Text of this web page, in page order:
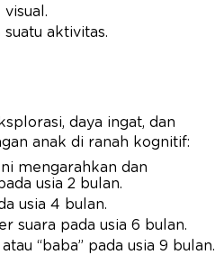
aktivitas.
daya ingat, dan
anak di ranah kognitif:
mengarahkan dan
usia 2 bulan.
usia 4 bulan.
suara pada usia 6 bulan.
“baba” pada usia 9 bulan.